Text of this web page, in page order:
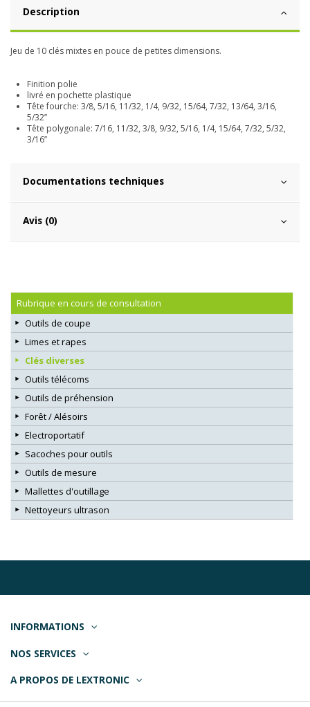
Description
Jeu de 10 clés mixtes en pouce de petites dimensions.
Finition polie
livré en pochette plastique
Tête fourche: 3/8, 5/16, 11/32, 1/4, 9/32, 15/64, 7/32, 13/64, 3/16,
5/32’’
Tête polygonale: 7/16, 11/32, 3/8, 9/32, 5/16, 1/4, 15/64, 7/32, 5/32,
3/16’’
Documentations techniques
Avis (0)
Rubrique en cours de consultation
Outils de coupe
Limes et rapes
Clés diverses
Outils télécoms
Outils de préhension
Forêt / Alésoirs
Electroportatif
Sacoches pour outils
Outils de mesure
Mallettes d'outillage
Nettoyeurs ultrason
INFORMATIONS
NOS SERVICES
A PROPOS DE LEXTRONIC